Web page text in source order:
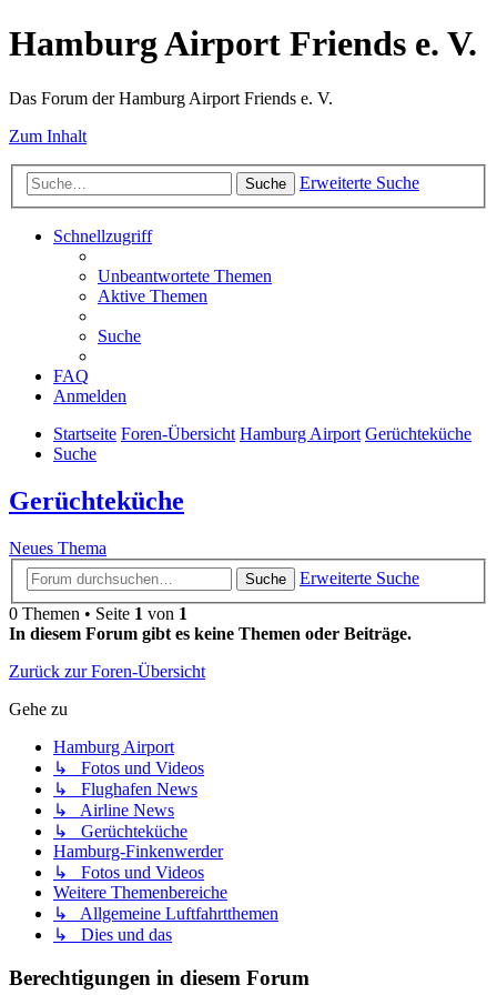
Hamburg Airport Friends e. V.
Das Forum der Hamburg Airport Friends e. V.
Zum Inhalt
Suche Erweiterte Suche
Schnellzugriff
Unbeantwortete Themen
Aktive Themen
Suche
FAQ
Anmelden
Startseite Foren-Übersicht Hamburg Airport Gerüchteküche
Suche
Gerüchteküche
Neues Thema
Suche
Erweiterte Suche
0 Themen • Seite 1 von 1
In diesem Forum gibt es keine Themen oder Beiträge.
Zurück zur Foren-Übersicht
Gehe zu
Hamburg Airport
↳ Fotos und Videos
↳ Flughafen News
↳ Airline News
↳ Gerüchteküche
Hamburg-Finkenwerder
↳ Fotos und Videos
Weitere Themenbereiche
↳ Allgemeine Luftfahrtthemen
↳ Dies und das
Berechtigungen in diesem Forum